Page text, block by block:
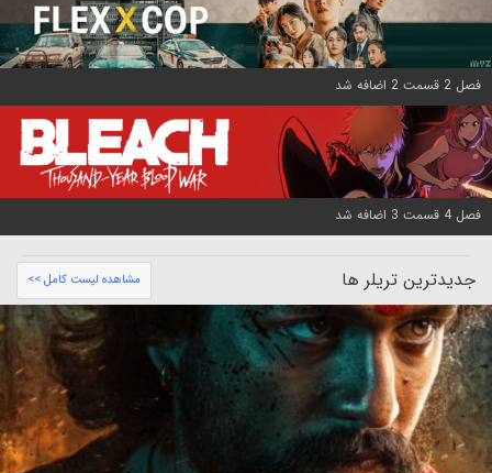
فصل 2 قسمت 2 اضافه شد
فصل 4 قسمت 3 اضافه شد
جدیدترین تریلر ها مشاهده لیست کامل >>